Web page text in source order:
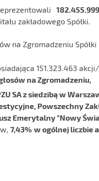
zakładowego Spółki.
na Zgromadzeniu Spółki
151.323.463
na Zgromadzeniu,
SA z siedzibą w
Powszechny
Emerytalny "Nowy
7,43% w ogólnej liczbie